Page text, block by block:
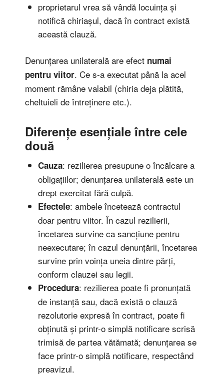
proprietarul vrea să vândă locuința și
notifică chiriașul, dacă în contract există
această clauză.
Denunțarea unilaterală are efect numai
pentru viitor. Ce s-a executat până la acel
moment rămâne valabil (chiria deja plătită,
cheltuieli de întreținere etc.).
Diferențe esențiale între cele
două
Cauza: rezilierea presupune o încălcare a
obligațiilor; denunțarea unilaterală este un
drept exercitat fără culpă.
Efectele: ambele încetează contractul
doar pentru viitor. În cazul rezilierii,
încetarea survine ca sancțiune pentru
neexecutare; în cazul denunțării, încetarea
survine prin voința uneia dintre părți,
conform clauzei sau legii.
Procedura: rezilierea poate fi pronunțată
de instanță sau, dacă există o clauză
rezolutorie expresă în contract, poate fi
obținută și printr-o simplă notificare scrisă
trimisă de partea vătămată; denunțarea se
face printr-o simplă notificare, respectând
preavizul.